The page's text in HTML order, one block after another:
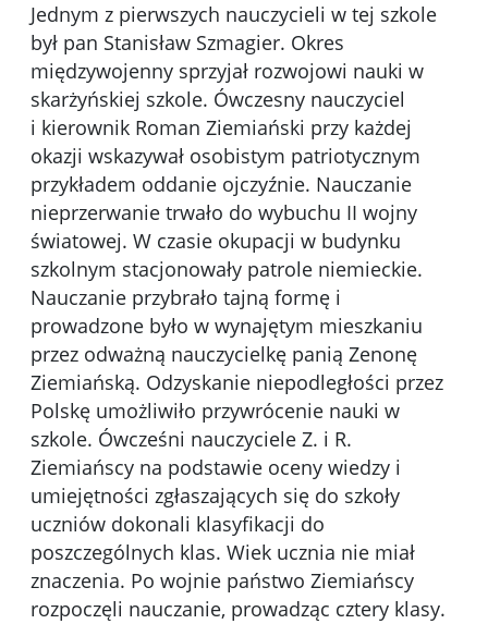
Jednym z pierwszych nauczycieli w tej szkole
był pan Stanisław Szmagier. Okres
międzywojenny sprzyjał rozwojowi nauki w
skarżyńskiej szkole. Ówczesny nauczyciel
i kierownik Roman Ziemiański przy każdej
okazji wskazywał osobistym patriotycznym
przykładem oddanie ojczyźnie. Nauczanie
nieprzerwanie trwało do wybuchu II wojny
światowej. W czasie okupacji w budynku
szkolnym stacjonowały patrole niemieckie.
Nauczanie przybrało tajną formę i
prowadzone było w wynajętym mieszkaniu
przez odważną nauczycielkę panią Zenonę
Ziemiańską. Odzyskanie nie­podległości przez
Polskę umożliwiło przywrócenie nauki w
szkole. Ówcześni nauczyciele Z. i R.
Ziemiańscy na podstawie oceny wiedzy i
umiejętności zgłaszających się do szkoły
uczniów dokonali klasyfikacji do
poszczególnych klas. Wiek ucznia nie miał
znaczenia. Po wojnie państwo Ziemiańscy
rozpoczęli nauczanie, prowadząc cztery klasy.